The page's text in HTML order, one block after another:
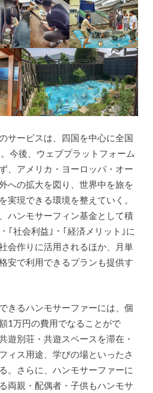
サービスは、四国を中心に全国
今後、ウェブプラットフォーム
、アメリカ・ヨーロッパ・オー
への拡大を図り、世界中を旅を
実現できる環境を整えていく。
ハンモサーフィン基金として積
｢社会利益｣・｢経済メリット｣に
会作りに活用されるほか、月単
安で利用できるプランも提供す
きるハンモサーファーには、個
1万円の費用でなることがで
遊別荘・共遊スペースを滞在・
ィス用途、学びの場といったさ
。さらに、ハンモサーファーに
両親・配偶者・子供もハンモサ